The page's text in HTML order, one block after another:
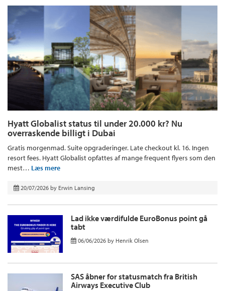
Hyatt Globalist status til under 20.000 kr? Nu
overraskende billigt i Dubai
Gratis morgenmad. Suite opgraderinger. Late checkout kl. 16. Ingen
resort fees. Hyatt Globalist opfattes af mange frequent flyers som den
mest… Læs mere
20/07/2026 by Erwin Lansing
Lad ikke værdifulde EuroBonus point gå
tabt
06/06/2026 by Henrik Olsen
SAS åbner for statusmatch fra British
Airways Executive Club